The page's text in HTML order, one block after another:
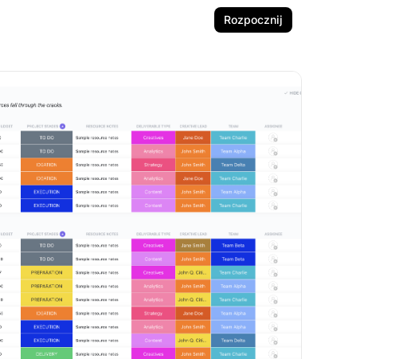
Rozpocznij